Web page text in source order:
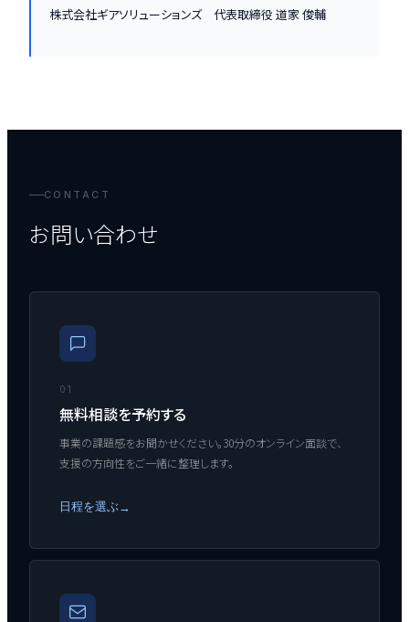
株式会社ギアソリューションズ 代表取締役 道家 俊輔
CONTACT
お問い合わせ
01
無料相談を予約する
事業の課題感をお聞かせください。30分のオンライン面談で、
支援の方向性をご一緒に整理します。
日程を選ぶ→